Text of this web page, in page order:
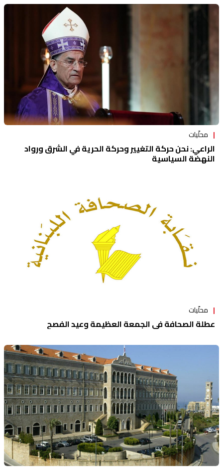
محلّيات
الراعي: نحن حركة التغيير وحركة الحرية في الشرق ورواد
النهضة السياسية
محلّيات
عطلة الصحافة في الجمعة العظيمة وعيد الفصح